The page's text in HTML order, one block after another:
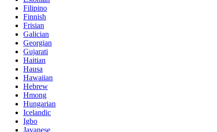
Filipino
Finnish
Frisian
Galician
Georgian
Gujarati
Haitian
Hausa
Hawaiian
Hebrew
Hmong
Hungarian
Icelandic
Igbo
Javanese